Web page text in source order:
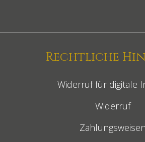
Rechtliche
Widerruf für digitale
Widerruf
Zahlungsweisen